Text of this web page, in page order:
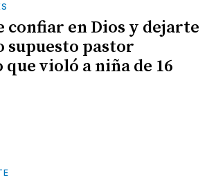
confiar en Dios y dejarte
supuesto pastor
que violó a niña de 16